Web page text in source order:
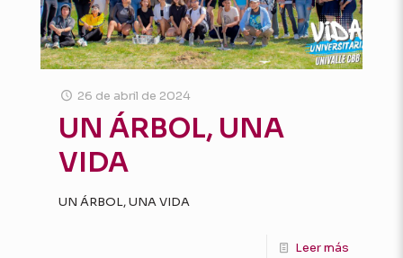
26 de abril de 2024
UN ÁRBOL, UNA
VIDA
UN ÁRBOL, UNA VIDA
Leer más